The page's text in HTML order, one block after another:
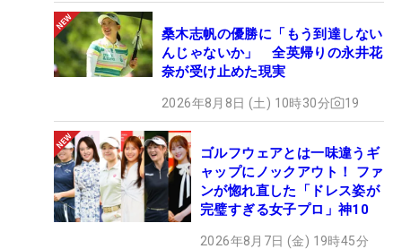
桑木志帆の優勝に「もう到達しない
んじゃないか」 全英帰りの永井花
奈が受け止めた現実
2026年8月8日 (土) 10時30分 19
ゴルフウェアとは一味違うギ
ャップにノックアウト！ ファ
ンが惚れ直した「ドレス姿が
完璧すぎる女子プロ」神10
2026年8月7日 (金) 19時45分